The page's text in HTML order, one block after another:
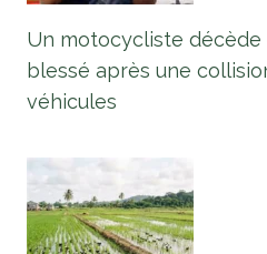
Un motocycliste
blessé après une
véhicules